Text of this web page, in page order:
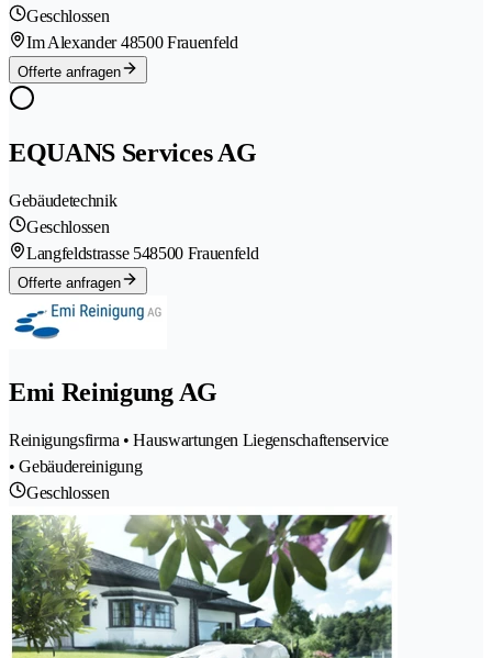
Geschlossen
Im Alexander 48500 Frauenfeld
Offerte anfragen
EQUANS Services AG
Gebäudetechnik
Geschlossen
Langfeldstrasse 548500 Frauenfeld
Offerte anfragen
Emi Reinigung AG
Reinigungsfirma • Hauswartungen Liegenschaftenservice
• Gebäudereinigung
Geschlossen